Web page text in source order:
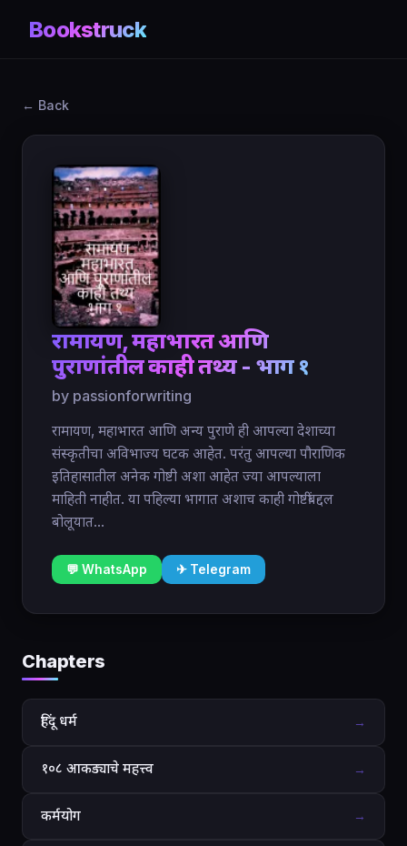
Bookstruck
← Back
रामायण, महाभारत आणि
पुराणांतील काही तथ्य - भाग १
by passionforwriting
रामायण, महाभारत आणि अन्य पुराणे ही आपल्या देशाच्या
संस्कृतीचा अविभाज्य घटक आहेत. परंतु आपल्या पौराणिक
इतिहासातील अनेक गोष्टी अशा आहेत ज्या आपल्याला
माहिती नाहीत. या पहिल्या भागात अशाच काही गोष्टींबद्दल
बोलूयात...
💬 WhatsApp ✈ Telegram
Chapters
हिंदू धर्म →
१०८ आकड्याचे महत्त्व →
कर्मयोग →